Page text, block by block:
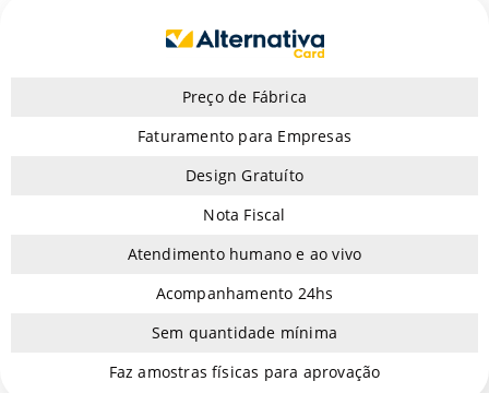
Preço de Fábrica
Faturamento para Empresas
Design Gratuíto
Nota Fiscal
Atendimento humano e ao vivo
Acompanhamento 24hs
Sem quantidade mínima
Faz amostras físicas para aprovação